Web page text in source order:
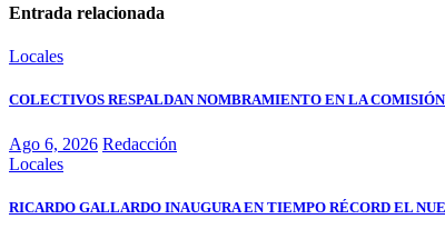
Entrada relacionada
Locales
COLECTIVOS RESPALDAN NOMBRAMIENTO EN LA COMISIÓN
Ago 6, 2026 Redacción
Locales
RICARDO GALLARDO INAUGURA EN TIEMPO RÉCORD EL